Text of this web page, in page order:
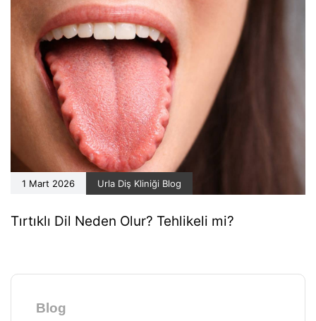
1 Mart 2026 Urla Diş Kliniği Blog
Tırtıklı Dil Neden Olur? Tehlikeli mi?
Blog